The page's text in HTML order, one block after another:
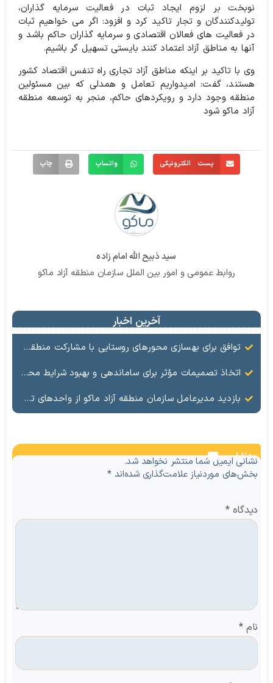
نوبخت بر لزوم ایجاد ثبات در فعالیت سرمایه گذاران،
تولیدکنندگان و تجار تاکید کرد و افزود: اگر می خواهیم ثبات
در فعالیت های فعالان اقتصادی و سرمایه گذاران حاکم باشد و
آنها به مناطق آزاد اعتماد کنند بایستی تسهیل گر باشیم.
وی با تاکید بر اینکه مناطق آزاد تجاری راه تنفس اقتصاد کشور
هستند، گفت: امیدواریم تعامل و همدلی که بین مسئولین
منطقه وجود دارد و رویکردهای حاکم، منجر به توسعه منطقه
آزاد ماکو شود
پست الکترونیکی واتساپ چاپ
سید ذبیح الله امام زاده
روابط عمومی و امور بین الملل سازمان منطقه آزاد ماکو
آخرین اخبار
توافق برای بهسازی محورهای روستایی با مشارکت منطقه آزاد ماکو و راهداری
اتخاذ تصمیمات مؤثر برای ساماندهی و بهبود شرایط محل دفن زباله
بازدید مدیرعامل سازمان منطقه آزاد ماکو از واحدهای تولیدی شوط به مناسبت هفته کار و کارگر
نظرات
نشانی ایمیل شما منتشر نخواهد شد.
بخش‌های موردنیاز علامت‌گذاری شده‌اند*
دیدگاه*
نام *